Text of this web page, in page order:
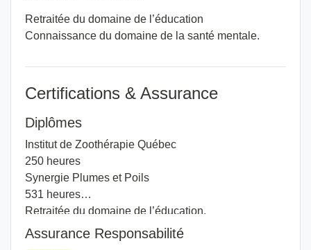
Retraitée du domaine de l’éducation
Connaissance du domaine de la santé mentale.
Certifications & Assurance
Diplômes
Institut de Zoothérapie Québec
250 heures
Synergie Plumes et Poils
531 heures
Retraitée du domaine de l’éducation.
Assurance Responsabilité